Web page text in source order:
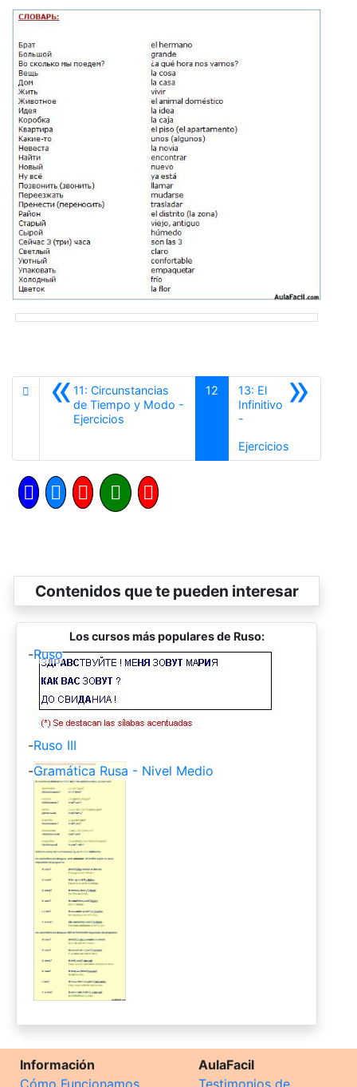
«11: Circunstancias
de Tiempo y Modo -
Ejercicios
12 »
13: El
Infinitivo
-
EjerciciosSiguiente
Contenidos que te pueden interesar
Los cursos más populares de Ruso:
-Ruso
-Ruso III
-Gramática Rusa - Nivel Medio
Información
AulaFacil